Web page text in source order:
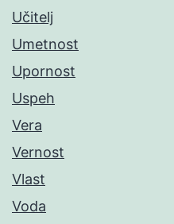
Učitelj
Umetnost
Upornost
Uspeh
Vera
Vernost
Vlast
Voda